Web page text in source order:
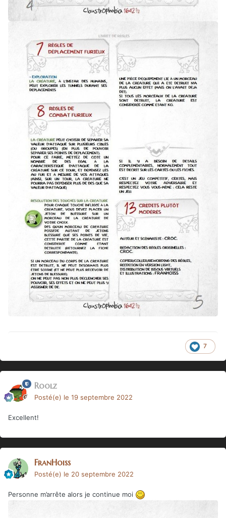
7
Roolz
Posté(e) le 19 septembre 2022
Excellent!
FranHoiss
Posté(e) le 20 septembre 2022
Personne m’arrête alors je continue moi